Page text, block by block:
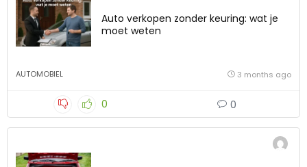
Auto verkopen zonder keuring: wat je
moet weten
AUTOMOBIEL 3 months ago
0 0